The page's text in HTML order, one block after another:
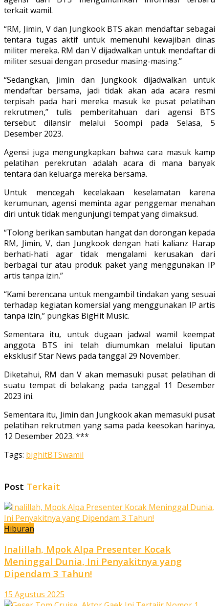
terkait wamil.
“RM, Jimin, V dan Jungkook BTS akan mendaftar sebagai
tentara tugas aktif untuk memenuhi kewajiban dinas
militer mereka. RM dan V dijadwalkan untuk mendaftar di
militer sesuai dengan prosedur masing-masing.”
“Sedangkan, Jimin dan Jungkook dijadwalkan untuk
mendaftar bersama, jadi tidak akan ada acara resmi
terpisah pada hari mereka masuk ke pusat pelatihan
rekrutmen,” tulis pemberitahuan dari agensi BTS
tersebut dilansir melalui Soompi pada Selasa, 5
Desember 2023.
Agensi juga mengungkapkan bahwa cara masuk kamp
pelatihan perekrutan adalah acara di mana banyak
tentara dan keluarga mereka bersama.
Untuk mencegah kecelakaan keselamatan karena
kerumunan, agensi meminta agar penggemar menahan
diri untuk tidak mengunjungi tempat yang dimaksud.
“Tolong berikan sambutan hangat dan dorongan kepada
RM, Jimin, V, dan Jungkook dengan hati kalianz Harap
berhati-hati agar tidak mengalami kerusakan dari
berbagai tur atau produk paket yang menggunakan IP
artis tanpa izin.”
“Kami berencana untuk mengambil tindakan yang sesuai
terhadap kegiatan komersial yang menggunakan IP artis
tanpa izin,” pungkas BigHit Music.
Sementara itu, untuk dugaan jadwal wamil keempat
anggota BTS ini telah diumumkan melalui liputan
eksklusif Star News pada tanggal 29 November.
Diketahui, RM dan V akan memasuki pusat pelatihan di
suatu tempat di belakang pada tanggal 11 Desember
2023 ini.
Sementara itu, Jimin dan Jungkook akan memasuki pusat
pelatihan rekrutmen yang sama pada keesokan harinya,
12 Desember 2023. ***
Tags: bighitBTSwamil
Post Terkait
Hiburan
Inalillah, Mpok Alpa Presenter Kocak
Meninggal Dunia, Ini Penyakitnya yang
Dipendam 3 Tahun!
15 Agustus 2025